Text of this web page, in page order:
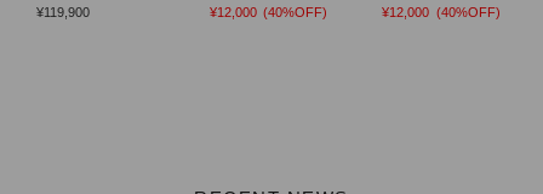
¥119,900 ¥12,000 (40%OFF) ¥12,000 (40%OFF)